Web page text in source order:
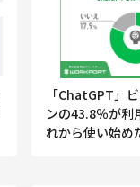
「ChatGPT」
ンの43.8％が利
れから使い始め